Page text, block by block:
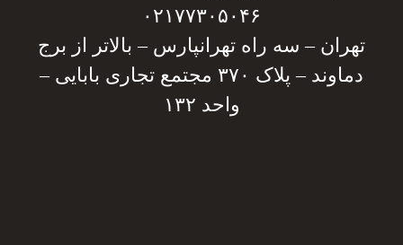
۰۲۱۷۷۳۰۵۰۴۶
تهران – سه راه تهرانپارس – بالاتر از برج
دماوند – پلاک ۳۷۰ مجتمع تجاری بابایی –
واحد ۱۳۲